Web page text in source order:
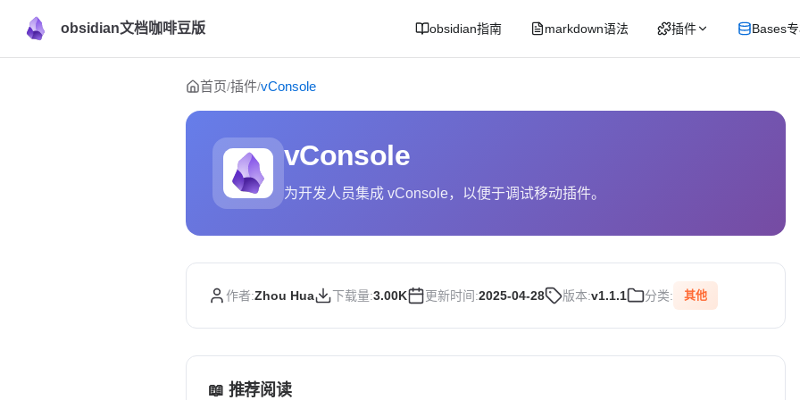
obsidian文档咖啡豆版 obsidian指南 markdown语法 插件 Bases
Skip to content
首页/插件/vConsole
vConsole
为开发人员集成 vConsole，以便于调试移动插件。
作者:Zhou Hua 下载量:3.00K 更新时间:2025-04-28 版本:v1.1.1 分类: 其他
📖 推荐阅读